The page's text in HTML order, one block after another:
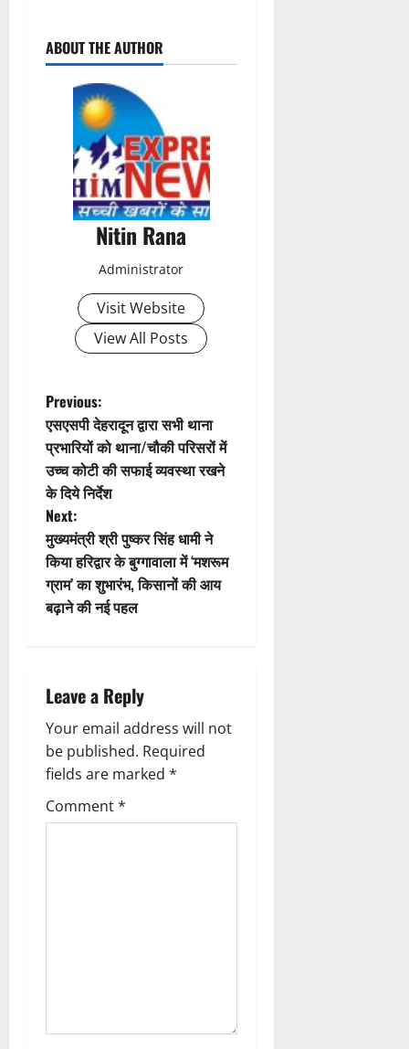
o
t
i
o
n
ABOUT THE AUTHOR
Nitin Rana
Administrator
Visit Website
View All Posts
P
o
s
t
n
a
g
a
t
i
Previous:
एसएसपी देहरादून द्वारा सभी थाना
प्रभारियों को थाना/चौकी परिसरों में
उच्च कोटी की सफाई व्यवस्था रखने
के दिये निर्देश
Next:
मुख्यमंत्री श्री पुष्कर सिंह धामी ने
किया हरिद्वार के बुग्गावाला में ‘मशरूम
ग्राम’ का शुभारंभ, किसानों की आय
बढ़ाने की नई पहल
Leave a Reply
Your email address will not
be published. Required
fields are marked *
Comment*